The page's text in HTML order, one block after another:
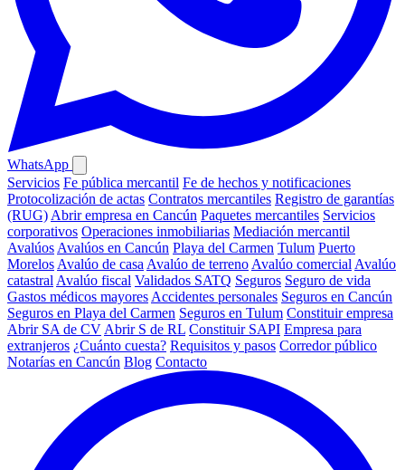
WhatsApp
Servicios Fe pública mercantil Fe de hechos y notificaciones
Protocolización de actas Contratos mercantiles Registro de garantías
(RUG) Abrir empresa en Cancún Paquetes mercantiles Servicios
corporativos Operaciones inmobiliarias Mediación mercantil
Avalúos Avalúos en Cancún Playa del Carmen Tulum Puerto
Morelos Avalúo de casa Avalúo de terreno Avalúo comercial Avalúo
catastral Avalúo fiscal Validados SATQ Seguros Seguro de vida
Gastos médicos mayores Accidentes personales Seguros en Cancún
Seguros en Playa del Carmen Seguros en Tulum Constituir empresa
Abrir SA de CV Abrir S de RL Constituir SAPI Empresa para
extranjeros ¿Cuánto cuesta? Requisitos y pasos Corredor público
Notarías en Cancún Blog Contacto